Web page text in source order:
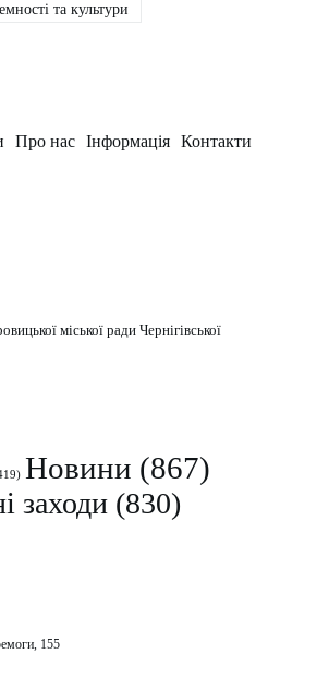
та культури
Про нас Інформація Контакти
міської ради Чернігівської
Новини (867)
заходи (830)
155